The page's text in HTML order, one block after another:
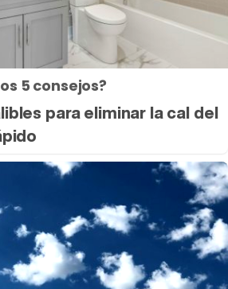
5 consejos?
para eliminar la cal del